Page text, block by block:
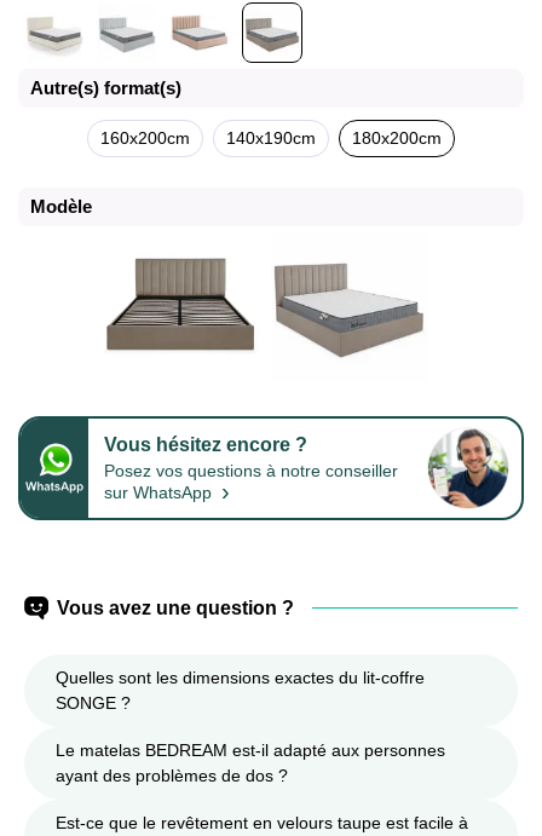
Autre(s) format(s)
160x200cm 140x190cm 180x200cm
Modèle
Vous hésitez encore ?
Posez vos questions à notre conseiller
sur WhatsApp ›
Vous avez une question ?
Quelles sont les dimensions exactes du lit-coffre
SONGE ?
Le matelas BEDREAM est-il adapté aux personnes
ayant des problèmes de dos ?
Est-ce que le revêtement en velours taupe est facile à